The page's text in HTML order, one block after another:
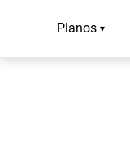
Planos ▾